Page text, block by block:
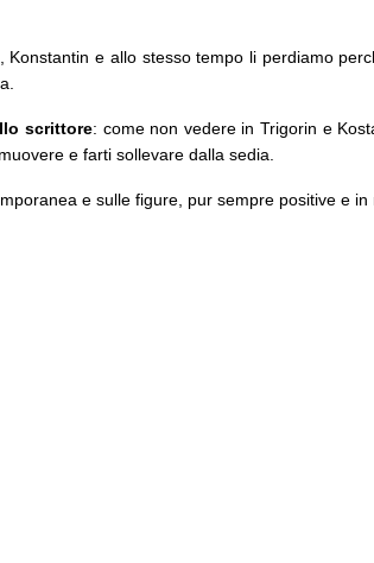
e allo stesso tempo li perdiamo
scrittore: come non vedere in Trigorin e
e farti sollevare dalla sedia.
e sulle figure, pur sempre positive e